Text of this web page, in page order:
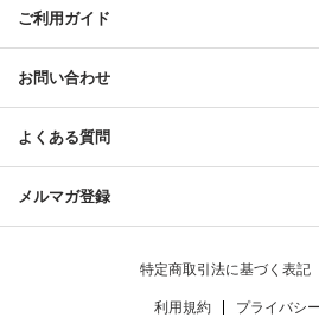
ご利用ガイド
お問い合わせ
よくある質問
メルマガ登録
特定商取引法に基づく表記
利用規約 プライバシ